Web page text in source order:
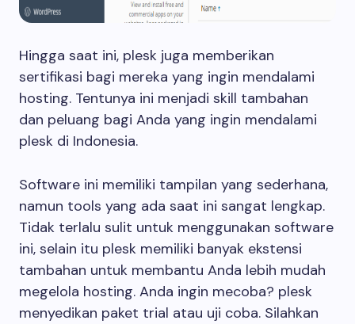
Hingga saat ini, plesk juga memberikan
sertifikasi bagi mereka yang ingin mendalami
hosting. Tentunya ini menjadi skill tambahan
dan peluang bagi Anda yang ingin mendalami
plesk di Indonesia.
Software ini memiliki tampilan yang sederhana,
namun tools yang ada saat ini sangat lengkap.
Tidak terlalu sulit untuk menggunakan software
ini, selain itu plesk memiliki banyak ekstensi
tambahan untuk membantu Anda lebih mudah
megelola hosting. Anda ingin mecoba? plesk
menyedikan paket trial atau uji coba. Silahkan